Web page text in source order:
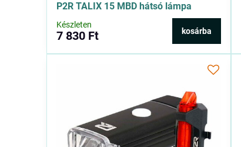
P2R TALIX 15 MBD hátsó lámpa
Készleten
7 830 Ft kosárba